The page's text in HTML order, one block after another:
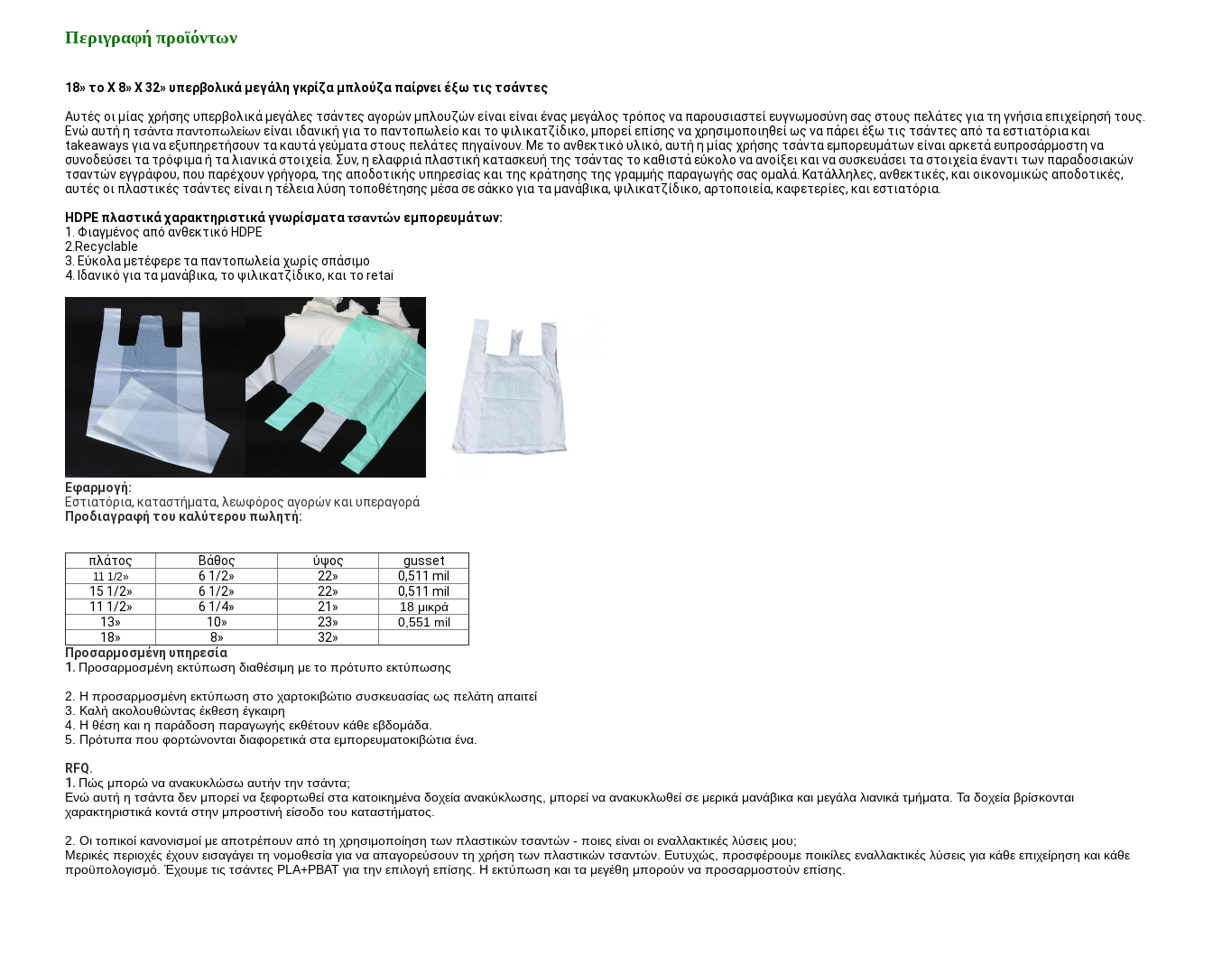
Περιγραφή προϊόντων
18» το Χ 8» Χ 32» υπερβολικά μεγάλη γκρίζα μπλούζα παίρνει έξω τις τσάντες
Αυτές οι μίας χρήσης υπερβολικά μεγάλες τσάντες αγορών μπλουζών είναι είναι ένας μεγάλος τρόπος να παρουσιαστεί ευγνωμοσύνη σας στους πελάτες για τη γνήσια επιχείρησή τους.
Ενώ αυτή η τσάνταπαντοπωλείωνείναι ιδανική για το παντοπωλείο και το ψιλικατζίδικο, μπορεί επίσης να χρησιμοποιηθεί ως να πάρει έξω τις τσάντες από τα εστιατόρια και
takeaways για να εξυπηρετήσουν τα καυτά γεύματα στους πελάτες πηγαίνουν. Με το ανθεκτικό υλικό, αυτή η μίας χρήσης τσάντα εμπορευμάτων είναι αρκετά ευπροσάρμοστη να
συνοδεύσει τα τρόφιμα ή τα λιανικά στοιχεία. Συν, η ελαφριά πλαστική κατασκευή της τσάντας το καθιστά εύκολο να ανοίξει και να συσκευάσει τα στοιχεία έναντι των παραδοσιακών
τσαντών εγγράφου, που παρέχουν γρήγορα, της αποδοτικής υπηρεσίας και της κράτησης της γραμμής παραγωγής σας ομαλά. Κατάλληλες, ανθεκτικές, και οικονομικώς αποδοτικές,
αυτές οι πλαστικές τσάντες είναι η τέλεια λύση τοποθέτησης μέσα σε σάκκο για τα μανάβικα, ψιλικατζίδικο, αρτοποιεία, καφετερίες, και εστιατόρια.
HDPE πλαστικάχαρακτηριστικά γνωρίσματατσαντών εμπορευμάτων:
1. Φιαγμένος από ανθεκτικό HDPE
2.Recyclable
3. Εύκολα μετέφερε τα παντοπωλεία χωρίς σπάσιμο
4. Ιδανικό για τα μανάβικα, το ψιλικατζίδικο, και το retai
Εφαρμογή:
Εστιατόρια, καταστήματα, λεωφόρος αγορών και υπεραγορά
Προδιαγραφή του καλύτερου πωλητή:
πλάτος Βάθος ύψος gusset
11 1/2» 6 1/2» 22»
0,511 mil
15 1/2»
6 1/2» 22»
0,511 mil
11 1/2»
6 1/4» 21»
18 μικρά
13»
10» 23»
0,551 mil
18»
8»
32»
Προσαρμοσμένη υπηρεσία
1. Προσαρμοσμένη εκτύπωση διαθέσιμη με το πρότυπο εκτύπωσης
2. Η προσαρμοσμένη εκτύπωση στο χαρτοκιβώτιο συσκευασίας ως πελάτη απαιτεί
3. Καλή ακολουθώντας έκθεση έγκαιρη
4. Η θέση και η παράδοση παραγωγής εκθέτουν κάθε εβδομάδα.
5. Πρότυπα που φορτώνονται διαφορετικά στα εμπορευματοκιβώτια ένα.
RFQ.
1. Πώς μπορώ να ανακυκλώσω αυτήν την τσάντα;
Ενώ αυτή η τσάντα δεν μπορεί να ξεφορτωθεί στα κατοικημένα δοχεία ανακύκλωσης, μπορεί να ανακυκλωθεί σε μερικά μανάβικα και μεγάλα λιανικά τμήματα. Τα δοχεία βρίσκονται
χαρακτηριστικά κοντά στην μπροστινή είσοδο του καταστήματος.
2. Οι τοπικοί κανονισμοί με αποτρέπουν από τη χρησιμοποίηση των πλαστικών τσαντών - ποιες είναι οι εναλλακτικές λύσεις μου;
Μερικές περιοχές έχουν εισαγάγει τη νομοθεσία για να απαγορεύσουν τη χρήση των πλαστικών τσαντών. Ευτυχώς, προσφέρουμε ποικίλες εναλλακτικές λύσεις για κάθε επιχείρηση και κάθε
προϋπολογισμό. Έχουμε τις τσάντες PLA+PBAT για την επιλογή επίσης. Η εκτύπωση και τα μεγέθη μπορούν να προσαρμοστούν επίσης.